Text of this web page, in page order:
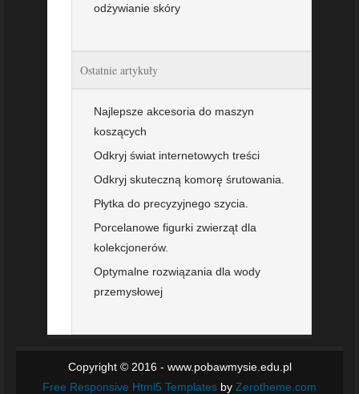
odżywianie skóry
Ostatnie artykuły
Najlepsze akcesoria do maszyn
koszących
Odkryj świat internetowych treści
Odkryj skuteczną komorę śrutowania.
Płytka do precyzyjnego szycia.
Porcelanowe figurki zwierząt dla
kolekcjonerów.
Optymalne rozwiązania dla wody
przemysłowej
Copyright © 2016 - www.pobawmysie.edu.pl
Free Responsive Html5 Templates by Zerotheme.com